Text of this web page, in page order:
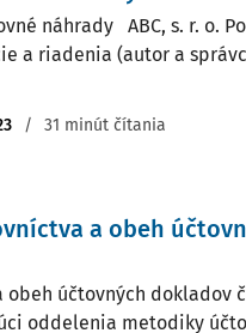
náhrady ABC, s. r. o.
a riadenia (autor a
/ 31 minút čítania
a obeh
účtovných dokladov č.
oddelenia metodiky